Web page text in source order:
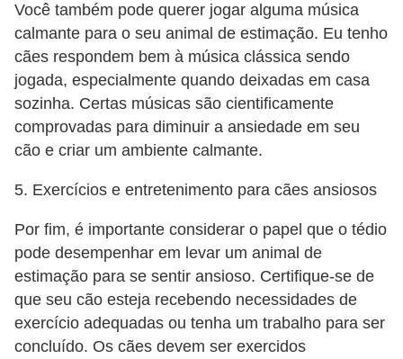
Você também pode querer jogar alguma música
calmante para o seu animal de estimação. Eu tenho
cães respondem bem à música clássica sendo
jogada, especialmente quando deixadas em casa
sozinha. Certas músicas são cientificamente
comprovadas para diminuir a ansiedade em seu
cão e criar um ambiente calmante.
5. Exercícios e entretenimento para cães ansiosos
Por fim, é importante considerar o papel que o tédio
pode desempenhar em levar um animal de
estimação para se sentir ansioso. Certifique-se de
que seu cão esteja recebendo necessidades de
exercício adequadas ou tenha um trabalho para ser
concluído. Os cães devem ser exercidos
l
i
m
e
n
t
ã
o
R
a
ç